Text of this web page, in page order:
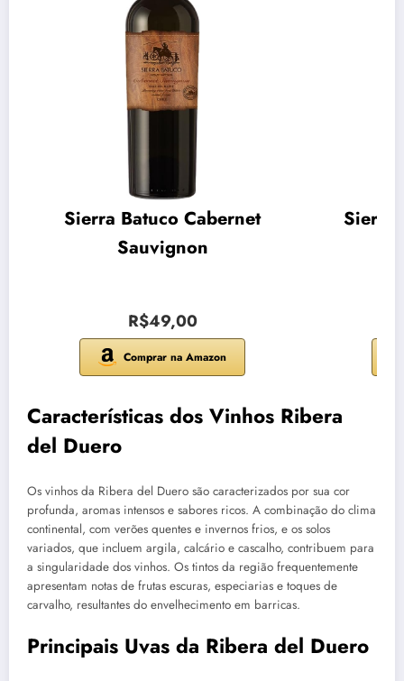
Sierra Batuco Cabernet
Sauvignon
R$49,00
Comprar na Amazon
Sierra
Características dos Vinhos Ribera
del Duero
Os vinhos da Ribera del Duero são caracterizados por sua cor
profunda, aromas intensos e sabores ricos. A combinação do clima
continental, com verões quentes e invernos frios, e os solos
variados, que incluem argila, calcário e cascalho, contribuem para
a singularidade dos vinhos. Os tintos da região frequentemente
apresentam notas de frutas escuras, especiarias e toques de
carvalho, resultantes do envelhecimento em barricas.
Principais Uvas da Ribera del Duero